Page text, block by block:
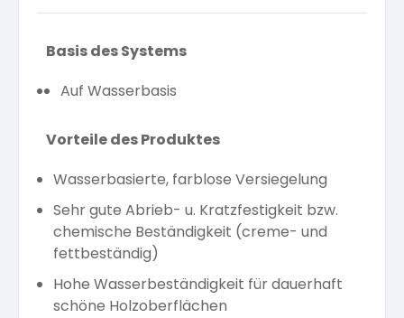
Basis des Systems
Auf Wasserbasis
Vorteile des Produktes
Wasserbasierte, farblose Versiegelung
Sehr gute Abrieb- u. Kratzfestigkeit bzw.
chemische Beständigkeit (creme- und
fettbeständig)
Hohe Wasserbeständigkeit für dauerhaft
schöne Holzoberflächen